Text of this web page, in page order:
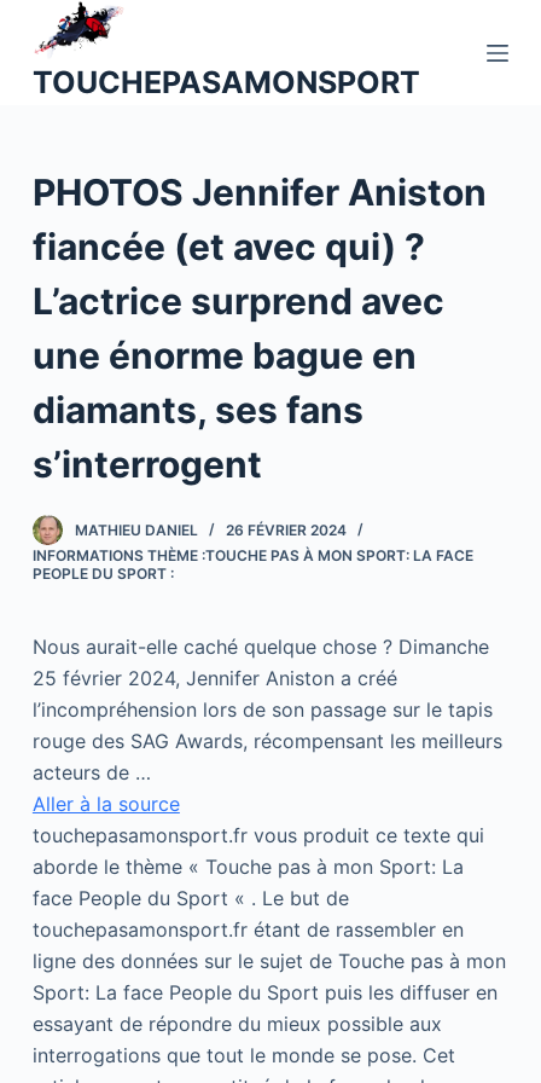
u
o
e
u
TOUCHEPASAMONSPORT
PHOTOS Jennifer Aniston
fiancée (et avec qui) ?
L’actrice surprend avec
une énorme bague en
diamants, ses fans
s’interrogent
MATHIEU DANIEL
26 FÉVRIER 2024
INFORMATIONS THÈME :TOUCHE PAS À MON SPORT: LA FACE
PEOPLE DU SPORT :
Nous aurait-elle caché quelque chose ? Dimanche
25 février 2024, Jennifer Aniston a créé
l’incompréhension lors de son passage sur le tapis
rouge des SAG Awards, récompensant les meilleurs
acteurs de …
Aller à la source
touchepasamonsport.fr vous produit ce texte qui
aborde le thème « Touche pas à mon Sport: La
face People du Sport « . Le but de
touchepasamonsport.fr étant de rassembler en
ligne des données sur le sujet de Touche pas à mon
Sport: La face People du Sport puis les diffuser en
essayant de répondre du mieux possible aux
interrogations que tout le monde se pose. Cet